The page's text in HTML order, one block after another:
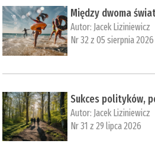
Między dwoma
Autor: Jacek Liziniewicz
Nr 32 z 05 sierpnia 2026
Sukces polityków,
Autor: Jacek Liziniewicz
Nr 31 z 29 lipca 2026